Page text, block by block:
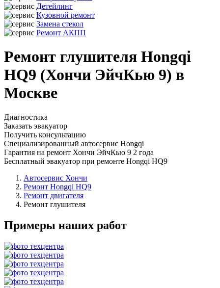
Детейлинг
Кузовной ремонт
Замена стекол
Ремонт АКПП
Ремонт глушителя Hongqi
HQ9 (Хончи ЭйчКью 9) в
Москве
Диагностика
Заказать эвакуатор
Получить консультацию
Специализированный автосервис Hongqi
Гарантия на ремонт Хончи ЭйчКью 9 2 года
Бесплатный эвакуатор при ремонте Hongqi HQ9
Автосервис Хончи
Ремонт Hongqi HQ9
Ремонт двигателя
Ремонт глушителя
Примеры наших работ